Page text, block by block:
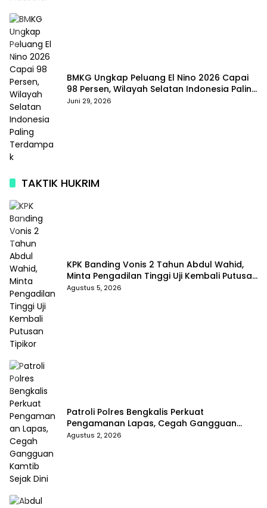
BMKG Ungkap Peluang El Nino 2026 Capai
98 Persen, Wilayah Selatan Indonesia Paling
Terdampak
Juni 29, 2026
TAKTIK HUKRIM
KPK Banding Vonis 2 Tahun Abdul Wahid,
Minta Pengadilan Tinggi Uji Kembali Putusan
Tipikor
Agustus 5, 2026
Patroli Polres Bengkalis Perkuat
Pengamanan Lapas, Cegah Gangguan
Kamtib Sejak Dini
Agustus 2, 2026